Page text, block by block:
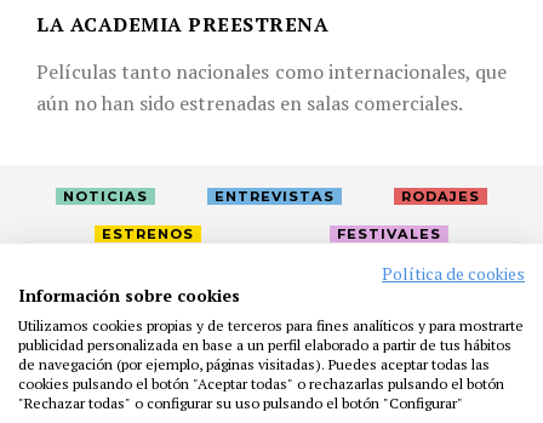
LA ACADEMIA PREESTRENA
Películas tanto nacionales como internacionales, que
aún no han sido estrenadas en salas comerciales.
NOTICIAS ENTREVISTAS RODAJES
ESTRENOS FESTIVALES
PRENSA
FUNDACIÓN RESIDENCIAS
AYUDAS
BIBLIOTECA
PUBLICACIONES
CONTACTO
Política de cookies
Información sobre cookies
Utilizamos cookies propias y de terceros para fines analíticos y para mostrarte
publicidad personalizada en base a un perfil elaborado a partir de tus hábitos
de navegación (por ejemplo, páginas visitadas). Puedes aceptar todas las
cookies pulsando el botón "Aceptar todas" o rechazarlas pulsando el botón
"Rechazar todas" o configurar su uso pulsando el botón "Configurar"